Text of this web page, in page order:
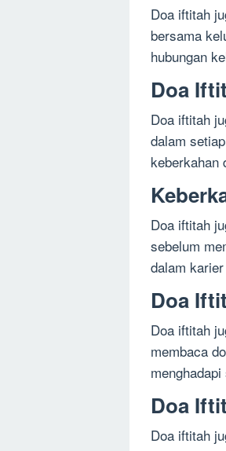
Doa iftitah
bersama
hubungan
Doa
Doa iftitah
dalam
keberkahan
Doa iftitah
sebelum
dalam
Doa
Doa iftitah
membaca
Doa
Doa iftitah